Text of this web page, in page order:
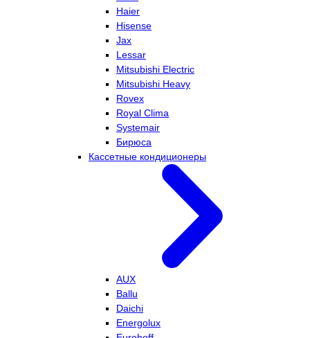
Haier
Hisense
Jax
Lessar
Mitsubishi Electric
Mitsubishi Heavy
Rovex
Royal Clima
Systemair
Бирюса
Кассетные кондиционеры
AUX
Ballu
Daichi
Energolux